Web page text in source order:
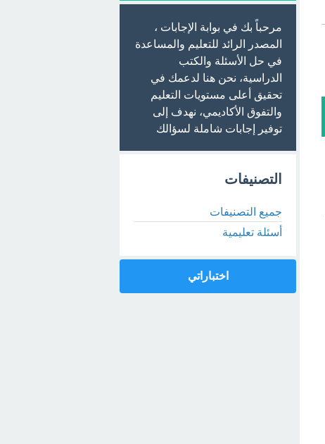
مرحباً بك في بوابة الإجابات ،
المصدر الرائد للتعليم والمساعدة
في حل الأسئلة والكتب
الدراسية، نحن هنا لدعمك في
تحقيق أعلى مستويات التعليم
والتفوق الأكاديمي، نهدف إلى
توفير إجابات شاملة لسؤالك
التصنيفات
جميع التصنيفات
أسئلة تعليمية
اختباراتي